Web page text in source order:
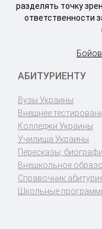
разделять точку
ответственности
АБИТУРИЕНТУ
Вузы Украины
Внешнее
Колледжи Украины
Училища Украины
Пересказы,
Внешкольное
Справочник
Школьные